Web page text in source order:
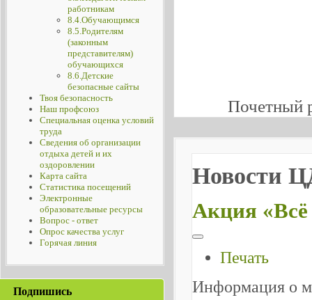
работникам
8.4.Обучающимся
8.5.Родителям
(законным
представителям)
обучающихся
8.6.Детские
безопасные сайты
Твоя безопасность
Наш профсоюз
Специальная оценка условий
труда
Сведения об организации
отдыха детей и их
оздоровлении
Карта сайта
Статистика посещений
Электронные
образовательные ресурсы
Вопрос - ответ
Опрос качества услуг
Горячая линия
Подпишись
Почетный
Новости
Акция
Печать
Информация о